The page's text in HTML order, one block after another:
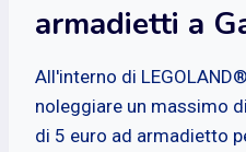
armadietti a
All'interno di
noleggiare un massimo
di 5 euro ad armadietto